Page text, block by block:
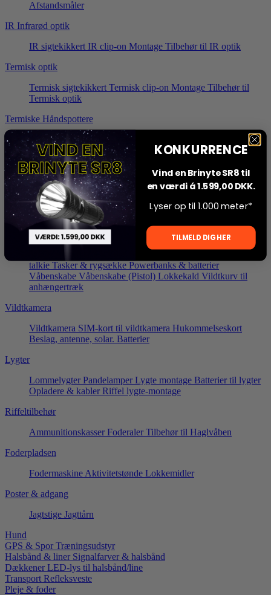
Afstandsmåler
IR Infrarød optik
IR sigtekikkert IR clip-on Montage Tilbehør til IR optik
Termisk optik
Termisk sigtekikkert Termisk clip-on Montage Tilbehør til
Termisk optik
Termiske Håndspottere
Alle modeller Monokularer (enkelt)
Tilbehør til Håndspottere
Jagtudstyr
Populære produkter
Pandelygter Vildtkamera SkydestokkeHøreværn Vildtkurv til
anhængertræk
Personligt udstyr
talkie Tasker & rygsække Powerbanks & batterier
Våbenskabe Våbenskabe (Pistol) Lokkekald Vildtkurv til
anhængertræk
Vildtkamera
Vildtkamera SIM-kort til vildtkamera Hukommelseskort
Beslag, antenne, solar. Batterier
Lygter
Lommelygter Pandelamper Lygte montage Batterier til lygter
Opladere & kabler Riffel lygte-montage
Riffeltilbehør
Ammunitionskasser Foderaler Tilbehør til Haglvåben
Foderpladsen
Fodermaskine Aktivitetstønde Lokkemidler
Poster & adgang
Jagtstige Jagttårn
Hund
GPS & Spor Træningsudstyr
Halsbånd & liner Signalfarver & halsbånd
Dækkener LED-lys til halsbånd/line
Transport Refleksveste
Pleje & foder
KONKURRENCE
Vind en Brinyte SR8 til
en værdi á 1.599,00 DKK.
Lyser op til 1.000 meter*
TILMELD DIG HER